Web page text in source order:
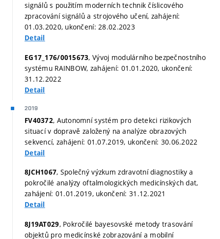
signálů s použitím moderních technik číslicového
zpracování signálů a strojového učení, zahájení:
01.03.2020, ukončení: 28.02.2023
Detail
EG17_176/0015673, Vývoj modulárního bezpečnostního
systému RAINBOW, zahájení: 01.01.2020, ukončení:
31.12.2022
Detail
2019
FV40372, Autonomní systém pro detekci rizikových
situací v dopravě založený na analýze obrazových
sekvencí, zahájení: 01.07.2019, ukončení: 30.06.2022
Detail
8JCH1067, Společný výzkum zdravotní diagnostiky a
pokročilé analýzy oftalmologických medicínských dat,
zahájení: 01.01.2019, ukončení: 31.12.2021
Detail
8J19AT029, Pokročilé bayesovské metody trasování
objektů pro medicínské zobrazování a mobilní